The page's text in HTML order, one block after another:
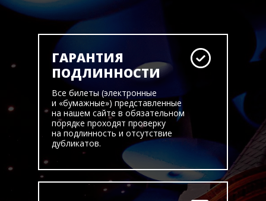
ГАРАНТИЯ
ПОДЛИННОСТИ
Все билеты (электронные
и «бумажные») представленные
на нашем сайте в обязательном
порядке проходят проверку
на подлинность и отсутствие
дубликатов.